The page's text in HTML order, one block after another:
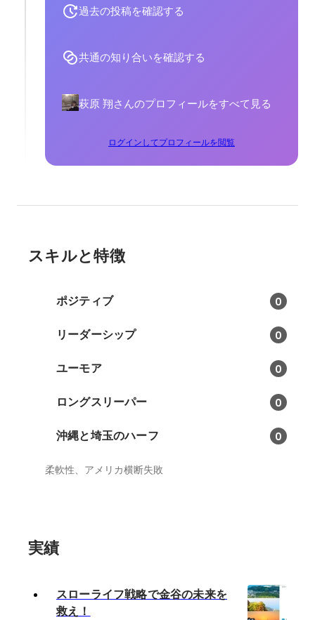
過去の投稿を確認する
共通の知り合いを確認する
萩原 翔さんのプロフィールをすべて見る
ログインしてプロフィールを閲覧
スキルと特徴
ポジティブ 0
リーダーシップ 0
ユーモア 0
ロングスリーパー 0
沖縄と埼玉のハーフ 0
柔軟性、アメリカ横断失敗
実績
スローライフ戦略で金谷の未来を
救え！